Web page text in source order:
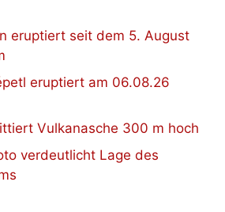
eruptiert seit dem 5. August
eruptiert am 06.08.26
Vulkanasche 300 m hoch
verdeutlicht Lage des